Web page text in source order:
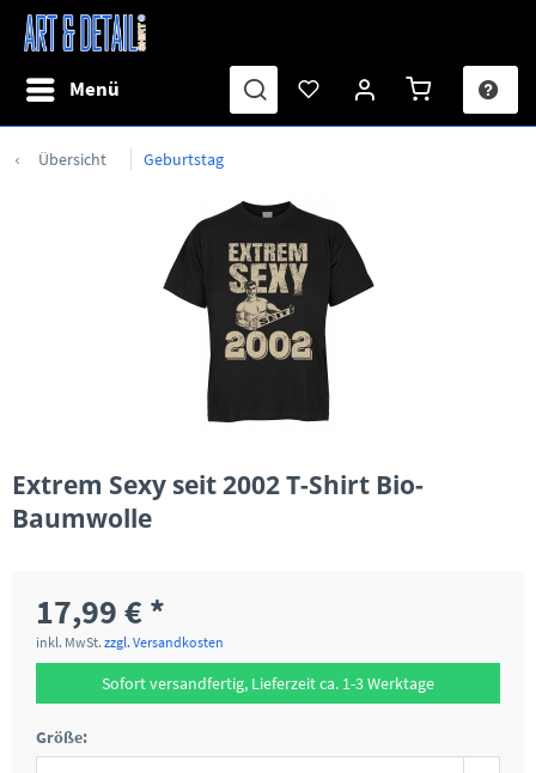
Menü
Übersicht Geburtstag
Extrem Sexy seit 2002 T-Shirt Bio-
Baumwolle
17,99 € *
inkl. MwSt. zzgl. Versandkosten
Sofort versandfertig, Lieferzeit ca. 1-3 Werktage
Größe: